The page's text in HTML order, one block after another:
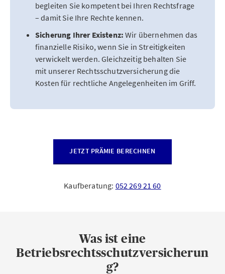
begleiten Sie kompetent bei Ihren Rechtsfrage
– damit Sie Ihre Rechte kennen.
Sicherung Ihrer Existenz: Wir übernehmen das
finanzielle Risiko, wenn Sie in Streitigkeiten
verwickelt werden. Gleichzeitig behalten Sie
mit unserer Rechtsschutzversicherung die
Kosten für rechtliche Angelegenheiten im Griff.
JETZT PRÄMIE BERECHNEN
Kaufberatung: 052 269 21 60
Was ist eine
Betriebsrechtsschutzversicherun
g?